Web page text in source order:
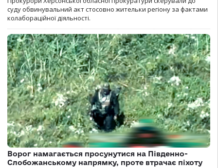
суду обвинувальний акт стосовно жительки регіону за фактами
колабораційної діяльності.
Ворог намагається просунутися на Південно-
Слобожанському напрямку, проте втрачає піхоту